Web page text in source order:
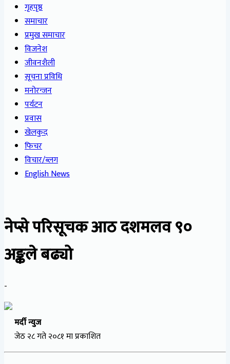
गृहपृष्ठ
समाचार
प्रमुख समाचार
विजनेश
जीवनशैली
सूचना प्रविधि
मनोरन्जन
पर्यटन
प्रवास
खेलकुद
फिचर
विचार/ब्लग
English News
नेप्से परिसूचक आठ दशमलव ९०
अङ्कले बढ्यो
-
मर्दी न्युज
जेठ २८ गते २०८१ मा प्रकाशित